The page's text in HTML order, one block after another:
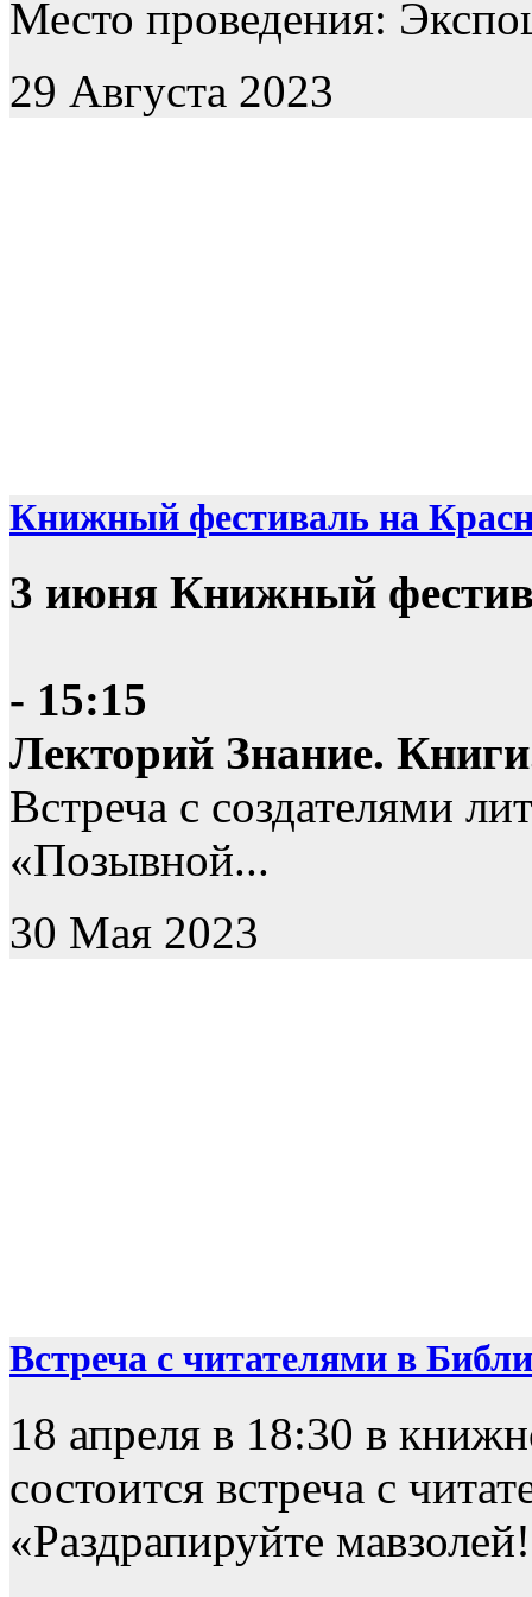
Место проведения:
29 Августа 2023
Книжный фестиваль на
3 июня Книжный
- 15:15
Лекторий Знание.
Встреча с создателями
«Позывной...
30 Мая 2023
Встреча с читателями в
18 апреля в 18:30 в
состоится встреча с
«Раздрапируйте